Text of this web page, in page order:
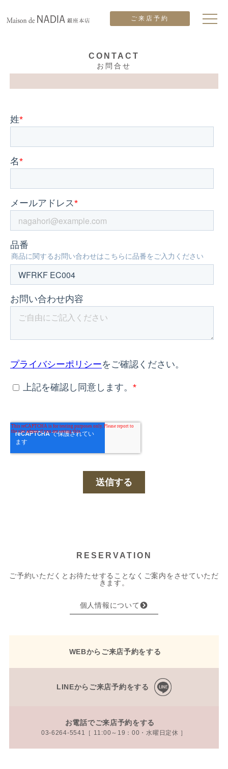
ご来店予約
CONTACT
お問合せ
RESERVATION
ご予約いただくとお待たせすることなくご案内をさせていただ
きます。
個人情報について
WEBからご来店予約をする
LINEからご来店予約をする
お電話でご来店予約をする
03-6264-5541［ 11:00～19：00・水曜日定休 ］